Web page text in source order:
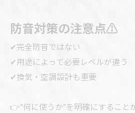
防音対策の注意点⚠️
✔完全防音ではない
✔用途によって必要レベルが違う
✔換気・空調設計も重要
👉”何に使うか”を明確にすること